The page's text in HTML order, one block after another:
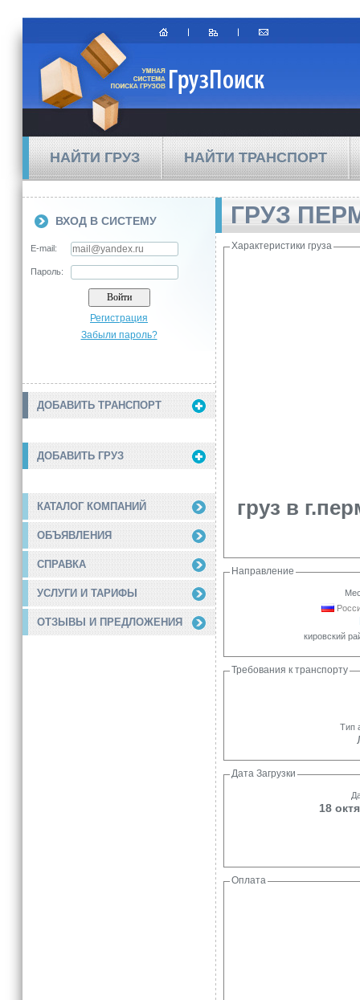
НАЙТИ ГРУЗ НАЙТИ ТРАНСПОРТ
ВХОД В СИСТЕМУ
E-mail:
Пароль:
Регистрация
Забыли пароль?
ДОБАВИТЬ ТРАНСПОРТ
ДОБАВИТЬ ГРУЗ
КАТАЛОГ КОМПАНИЙ
ОБЪЯВЛЕНИЯ
СПРАВКА
УСЛУГИ И ТАРИФЫ
ОТЗЫВЫ И ПРЕДЛОЖЕНИЯ
ГРУЗ
Характеристики груза
груз в
Направление
кировский
Требования к транспорту
Тип
Дата Загрузки
18
Оплата